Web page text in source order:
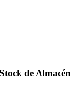
de Almacén